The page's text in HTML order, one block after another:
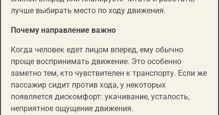
лучше выбирать место по ходу движения.
Почему направление важно
Когда человек едет лицом вперед, ему обычно
проще воспринимать движение. Это особенно
заметно тем, кто чувствителен к транспорту. Если же
пассажир сидит против хода, у некоторых
появляется дискомфорт: укачивание, усталость,
неприятное ощущение движения.